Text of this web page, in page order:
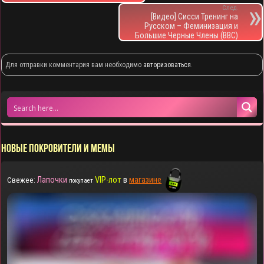
След.
[Видео] Сисси Тренинг на
Русском – Феминизация и
Большие Черные Члены (BBC)
Для отправки комментария вам необходимо авторизоваться.
НОВЫЕ ПОКРОВИТЕЛИ И МЕМЫ
Свежее: Лапочки покупает VIP-лотвмагазине